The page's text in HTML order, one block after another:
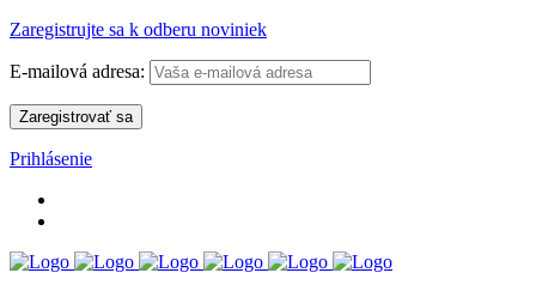
Zaregistrujte sa k odberu noviniek
E-mailová adresa:
Prihlásenie